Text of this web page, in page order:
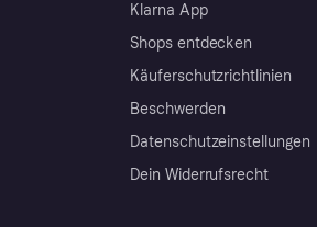
Klarna App
Shops entdecken
Käuferschutzrichtlinien
Beschwerden
Datenschutzeinstellungen
Dein Widerrufsrecht